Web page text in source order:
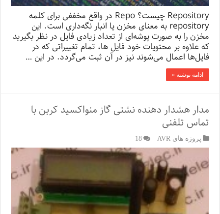
Repository چیست؟ Repo در واقع مخففی برای کلمه
repository به معنای مخزن یا انبار نگه‌داری است. این
مخزن را به صورت پوشه‌ای از تعداد زیادی فایل در نظر بگیرید
که علاوه بر محتویات خود فایل ها، تمام تغییراتی که در
فایل‌ها اعمال می‌شوند نیز در آن ثبت می‌گردد. در این …
ادامه نوشته »
مدار هشدار دهنده نشتی گاز منواکسید کربن با
تماس تلفنی
پروژه های AVR 18